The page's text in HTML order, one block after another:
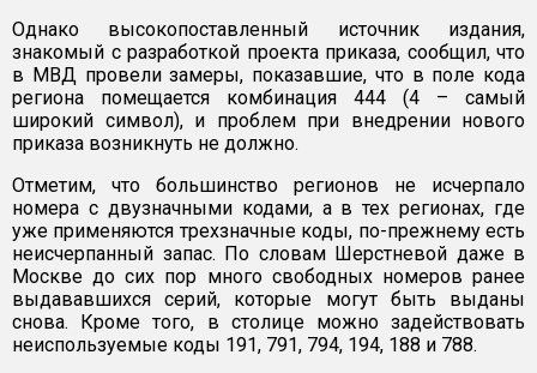
Однако высокопоставленный источник издания,
знакомый с разработкой проекта приказа, сообщил, что
в МВД провели замеры, показавшие, что в поле кода
региона помещается комбинация 444 (4 – самый
широкий символ), и проблем при внедрении нового
приказа возникнуть не должно.
Отметим, что большинство регионов не исчерпало
номера с двузначными кодами, а в тех регионах, где
уже применяются трехзначные коды, по-прежнему есть
неисчерпанный запас. По словам Шерстневой даже в
Москве до сих пор много свободных номеров ранее
выдававшихся серий, которые могут быть выданы
снова. Кроме того, в столице можно задействовать
неиспользуемые коды 191, 791, 794, 194, 188 и 788.